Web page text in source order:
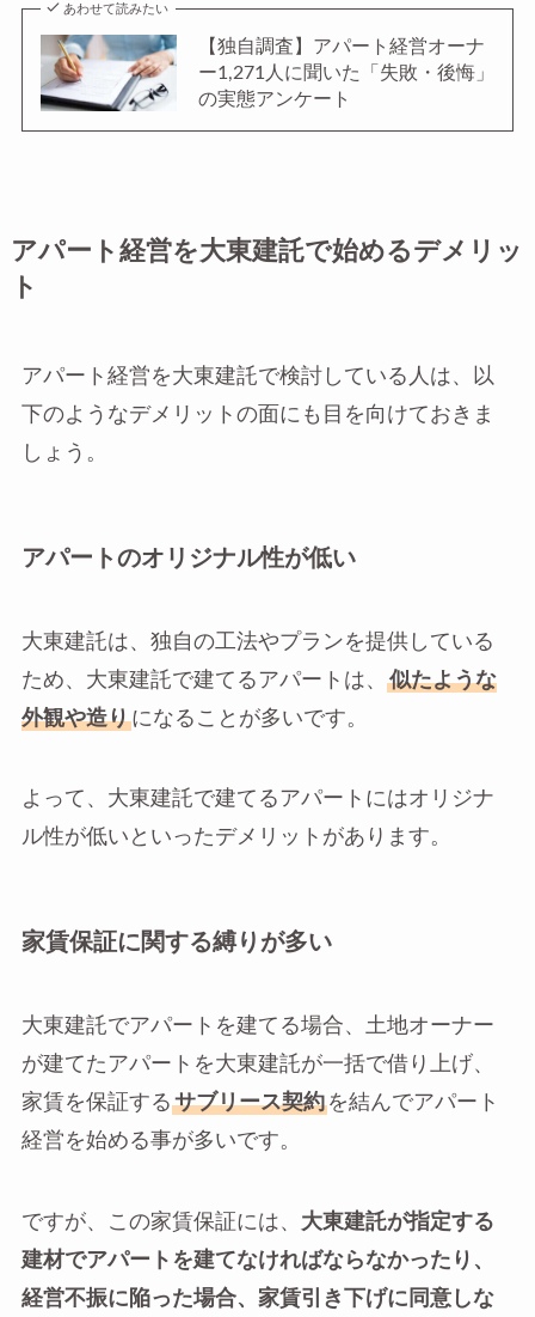
あわせて読みたい
【独自調査】アパート経営オーナ
ー1,271人に聞いた「失敗・後悔」
の実態アンケート
アパート経営を大東建託で始めるデメリッ
ト
アパート経営を大東建託で検討している人は、以
下のようなデメリットの面にも目を向けておきま
しょう。
アパートのオリジナル性が低い
大東建託は、独自の工法やプランを提供している
ため、大東建託で建てるアパートは、
似たような
外観や造りになることが多いです。
よって、大東建託で建てるアパートにはオリジナ
ル性が低いといったデメリットがあります。
家賃保証に関する縛りが多い
大東建託でアパートを建てる場合、土地オーナー
が建てたアパートを大東建託が一括で借り上げ、
家賃を保証する サブリース契約を結んでアパート
経営を始める事が多いです。
ですが、この家賃保証には、 大東建託が指定する
建材でアパートを建てなければならなかったり、
経営不振に陥った場合、家賃引き下げに同意しな